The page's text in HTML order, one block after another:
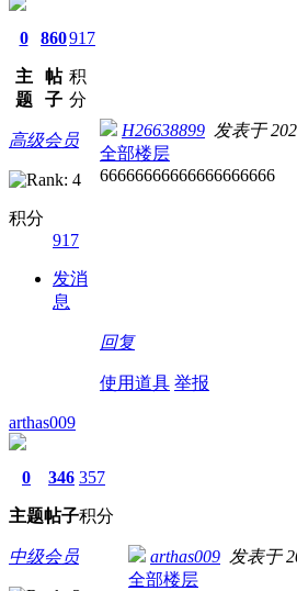
0
主
题
860
帖
子
917
积
分
高级会员
积分
917
发消
息
H26638899 发表于
全部楼层
66666666666666666666
回复
使用道具 举报
arthas009
0
主题
346
帖子
357
积分
中级会员 arthas009 发表于
全部楼层